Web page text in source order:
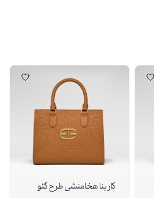
کارینا هخامنشی طرح گئو